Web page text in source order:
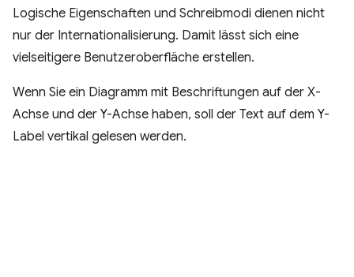
Logische Eigenschaften und Schreibmodi dienen nicht
nur der Internationalisierung. Damit lässt sich eine
vielseitigere Benutzeroberfläche erstellen.
Wenn Sie ein Diagramm mit Beschriftungen auf der X-
Achse und der Y-Achse haben, soll der Text auf dem Y-
Label vertikal gelesen werden.